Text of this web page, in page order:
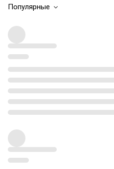
Популярные